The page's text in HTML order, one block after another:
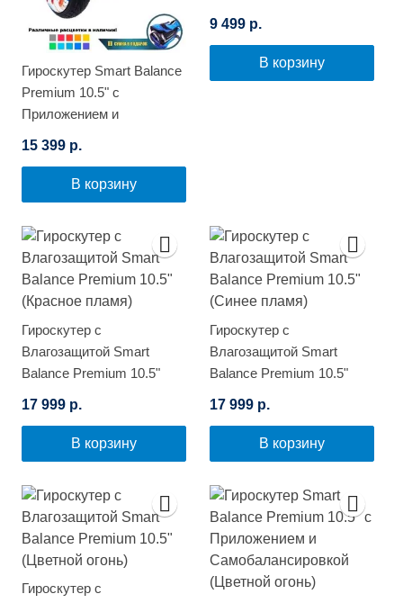
Гироскутер Smart Balance
Premium 10.5" с
Приложением и
(Белый граффити)
15 399 р.
В корзину
9 499 р.
В корзину
Гироскутер с
Влагозащитой Smart
Balance Premium 10.5"
17 999 р.
В корзину
Гироскутер с
Влагозащитой Smart
Balance Premium 10.5"
17 999 р.
В корзину
Гироскутер с